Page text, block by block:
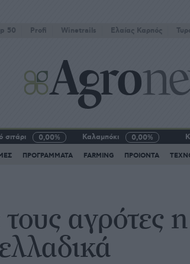
50 Profi Winetrails Eλαίας Καρπός
σιτάρι 0,00% Καλαμπόκι 0,00%
ΠΡΟΓΡΑΜΜΑΤΑ FARMING ΠΡΟΙΟΝΤΑ
αγρότες